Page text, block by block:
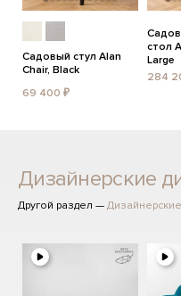
Садовый стул Alan
Chair, Black
69 400 ₽
стол
Large
284
Дизайнерские
Другой раздел —